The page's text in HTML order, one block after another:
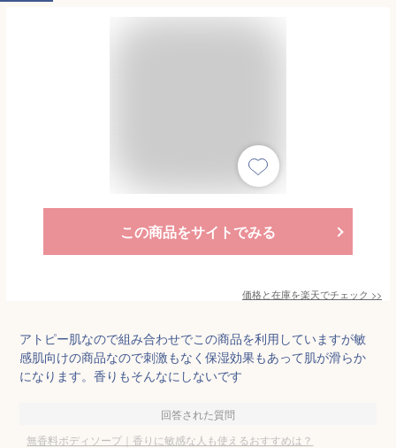
この商品をサイトでみる
価格と在庫を楽天でチェック >>
アトピー肌なので組み合わせでこの商品を利用していますが敏
感肌向けの商品なので刺激もなく保湿効果もあって肌が滑らか
になります。香りもそんなにしないです
回答された質問
無香料ボディソープ｜香りに敏感な人も使えるおすすめは？